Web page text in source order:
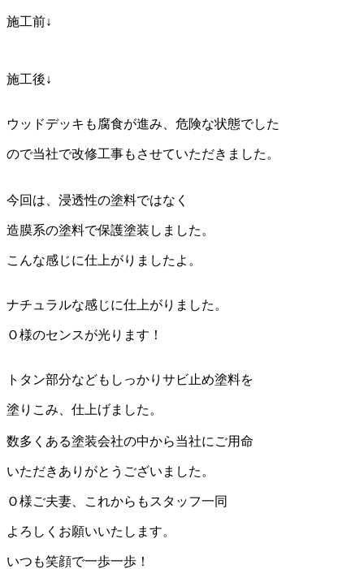
施工前↓
施工後↓
ウッドデッキも腐食が進み、危険な状態でした
ので当社で改修工事もさせていただきました。
今回は、浸透性の塗料ではなく
造膜系の塗料で保護塗装しました。
こんな感じに仕上がりましたよ。
ナチュラルな感じに仕上がりました。
Ｏ様のセンスが光ります！
トタン部分などもしっかりサビ止め塗料を
塗りこみ、仕上げました。
数多くある塗装会社の中から当社にご用命
いただきありがとうございました。
Ｏ様ご夫妻、これからもスタッフ一同
よろしくお願いいたします。
いつも笑顔で一歩一歩！